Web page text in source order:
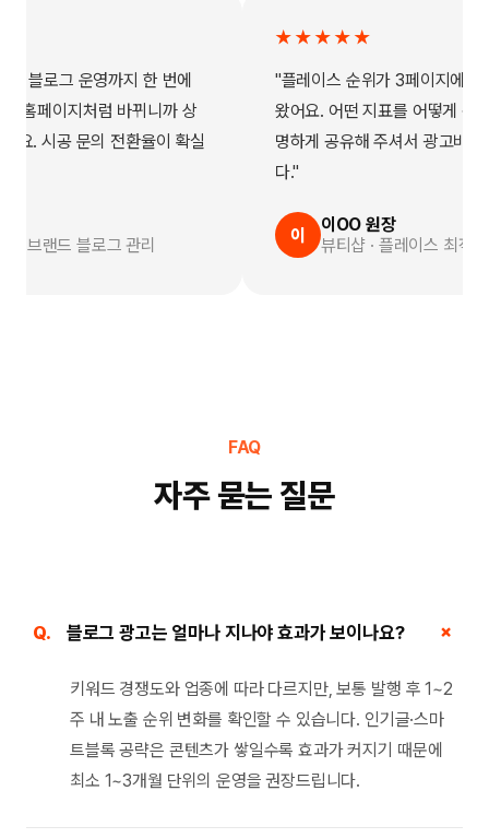
로그 운영까지 한 번에
이지처럼 바뀌니까 상
공 문의 전환율이 확실
랜드 블로그 관리
★★★★★
"플레이스 순위가 3페이지에서 첫
왔어요. 어떤 지표를 어떻게 관리하
명하게 공유해 주셔서 광고비가 아
이OO 원장
뷰티샵 · 플레이스 최적화
FAQ
자주 묻는 질문
Q. 블로그 광고는 얼마나 지나야 효과가 보이나요? ＋
키워드 경쟁도와 업종에 따라 다르지만, 보통 발행 후 1~2
주 내 노출 순위 변화를 확인할 수 있습니다. 인기글·스마
트블록 공략은 콘텐츠가 쌓일수록 효과가 커지기 때문에
최소 1~3개월 단위의 운영을 권장드립니다.